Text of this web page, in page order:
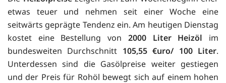
etwas teuer und nehmen seit einer Woche eine
seitwärts geprägte Tendenz ein. Am heutigen Dienstag
kostet eine Bestellung von 2000 Liter Heizöl im
bundesweiten Durchschnitt 105,55 €uro/ 100 Liter.
Unterdessen sind die Gasölpreise weiter gestiegen
und der Preis für Rohöl bewegt sich auf einem hohen